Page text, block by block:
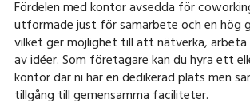
Fördelen med kontor avsedda för
utformade just för samarbete och en hög
vilket ger möjlighet till att nätverka, arbeta
av idéer. Som företagare kan du hyra ett
kontor där ni har en dedikerad plats men
tillgång till gemensamma faciliteter.